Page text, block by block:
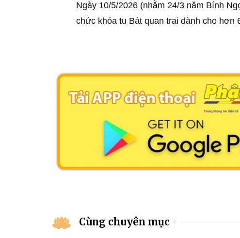
Ngày 10/5/2026 (nhằm 24/3 năm Bính
chức khóa tu Bát quan trai dành cho hơn
Cùng chuyên mục